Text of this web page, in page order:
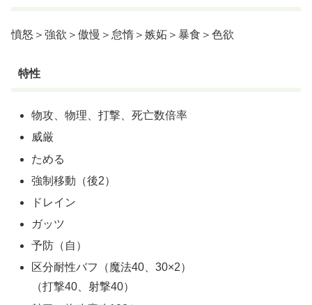
憤怒＞強欲＞傲慢＞怠惰＞嫉妬＞暴食＞色欲
特性
物攻、物理、打撃、死亡数倍率
威厳
ためる
強制移動（後2）
ドレイン
ガッツ
予防（自）
区分耐性バフ（魔法40、30×2）
（打撃40、射撃40）